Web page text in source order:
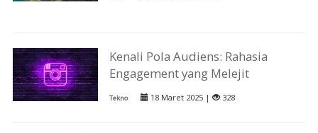
Kenali Pola Audiens: Rahasia
Engagement yang Melejit
Tekno 18 Maret 2025 | 328